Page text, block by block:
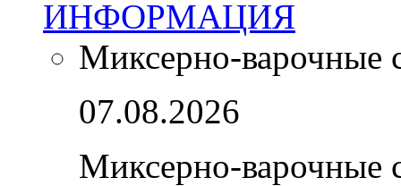
ИНФОРМАЦИЯ
Миксерно-варочные
07.08.2026
Миксерно-варочные